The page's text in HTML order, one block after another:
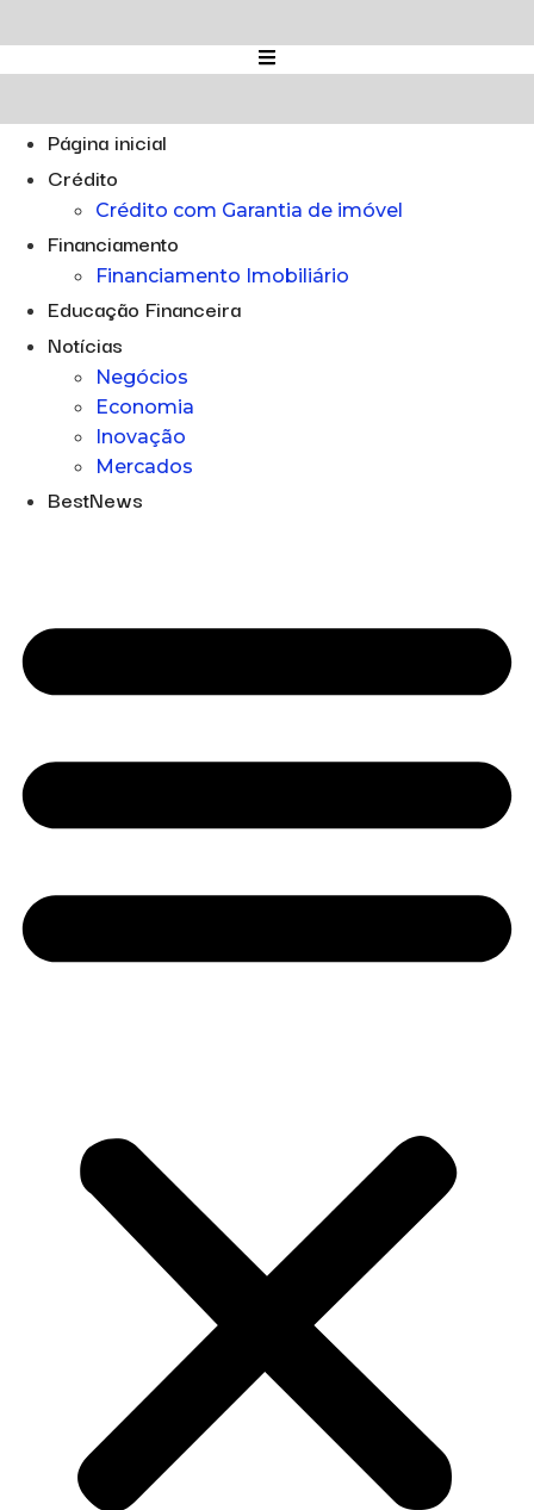
para
o
Página inicial
Crédito
Crédito com Garantia de imóvel
Financiamento
Financiamento Imobiliário
Educação Financeira
Notícias
Negócios
Economia
Inovação
Mercados
BestNews